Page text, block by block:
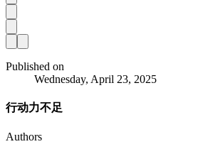
Published on
Wednesday, April 23, 2025
行动力不足
Authors